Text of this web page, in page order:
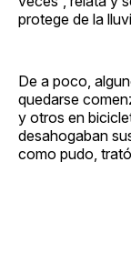
protege de la
De a poco,
quedarse
y otros en
desahogaban
como pudo,